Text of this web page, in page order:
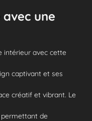
une
intérieur avec cette
captivant et ses
créatif et vibrant. Le
de